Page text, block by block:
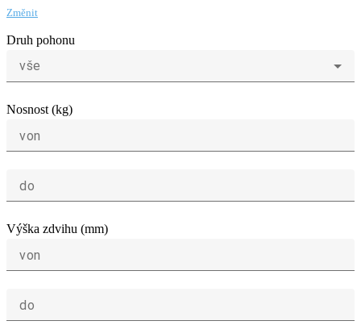
Změnit
Druh pohonu
vše
Nosnost (kg)
von
do
Výška zdvihu (mm)
von
do